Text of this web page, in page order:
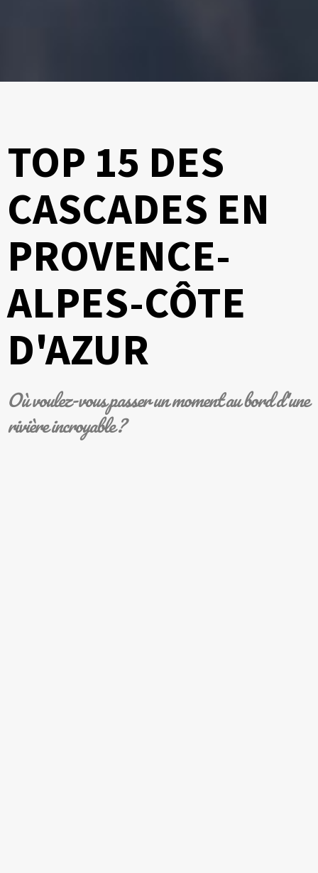
TOP 15 DES
CASCADES EN
PROVENCE-
ALPES-CÔTE
D'AZUR
Où voulez-vous passer un moment au bord d'une
rivière incroyable ?